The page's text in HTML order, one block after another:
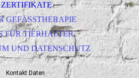
ZERTIFIKATE
GEFÄSSTHERAPIE
FÜR TIERHALTER
UND DATENSCHUTZ
Kontakt Daten